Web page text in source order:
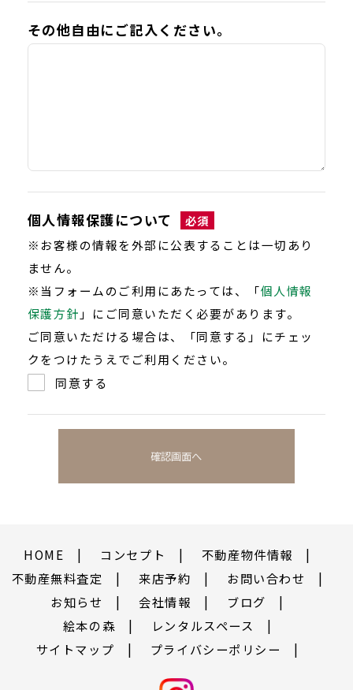
その他自由にご記入ください。
個人情報保護について
必須
※お客様の情報を外部に公表することは一切あり
ません。
※当フォームのご利用にあたっては、「個人情報
保護方針 」にご同意いただく必要があります。
ご同意いただける場合は、「同意する」にチェッ
クをつけたうえでご利用ください。
同意する
HOME コンセプト
不動産物件情報
不動産無料査定
来店予約
お問い合わせ
お知らせ
会社情報
ブログ
絵本の森
レンタルスペース
サイトマップ
プライバシーポリシー